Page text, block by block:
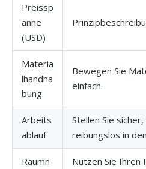
Preissp
anne
(USD)
Materia
lhandha
bung
Bewegen Sie
einfach.
Arbeits
ablauf
Stellen Sie
reibungslos in
Raumn
Nutzen Sie Ihren